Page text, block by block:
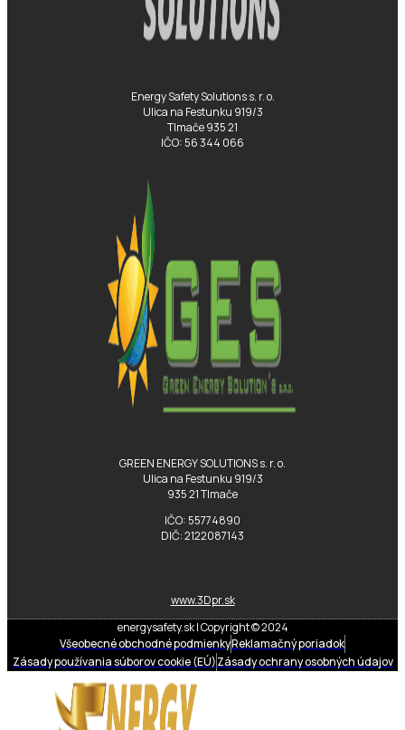
Energy Safety Solutions s. r. o.
Ulica na Festunku 919/3
Tlmače 935 21
IČO: 56 344 066
GREEN ENERGY SOLUTIONS s. r. o.
Ulica na Festunku 919/3
935 21 Tlmače
IČO: 55774890
DIČ: 2122087143
www.3Dpr.sk
energysafety.sk | Copyright © 2024
Všeobecné obchodné podmienkyReklamačný poriadok
Zásady používania súborov cookie (EÚ)Zásady ochrany osobných údajov